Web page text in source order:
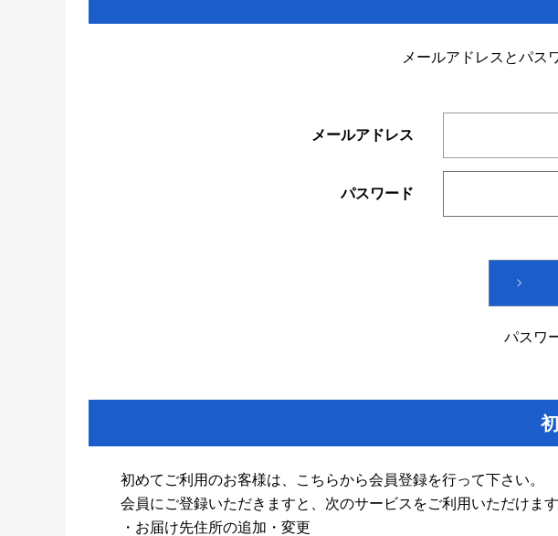
メールアドレスとパス
メールアドレス
パスワード
パスワ
初めてご利用のお客様は、こちらから会員登録を行って下さい。
会員にご登録いただきますと、次のサービスをご利用いただけます
・お届け先住所の追加・変更